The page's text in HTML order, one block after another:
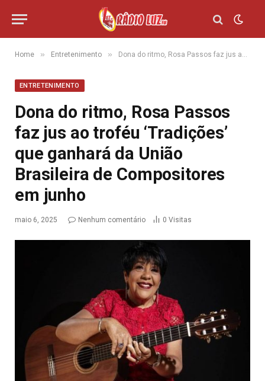
Home » Entretenimento » Dona do ritmo, Rosa Passos faz jus ao troféu ‘Tradições’ que ganhará da União Brasileira de Compositores em junho
ENTRETENIMENTO
Dona do ritmo, Rosa Passos
faz jus ao troféu ‘Tradições’
que ganhará da União
Brasileira de Compositores
em junho
maio 6, 2025 Nenhum comentário 0 Visitas